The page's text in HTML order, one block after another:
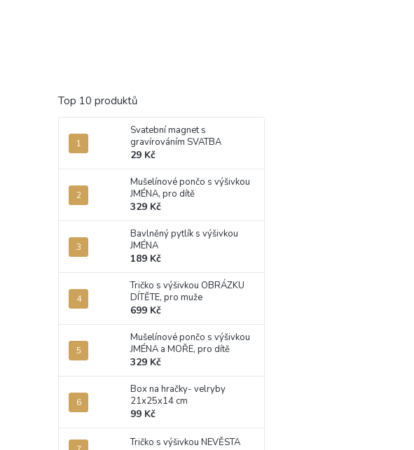
Top 10 produktů
Svatební magnet s
gravírováním SVATBA
29 Kč
Mušelínové pončo s výšivkou
JMÉNA, pro dítě
329 Kč
Bavlněný pytlík s výšivkou
JMÉNA
189 Kč
Tričko s výšivkou OBRÁZKU
DÍTĚTE, pro muže
699 Kč
Mušelínové pončo s výšivkou
JMÉNA a MOŘE, pro dítě
329 Kč
Box na hračky- velryby
21x25x14 cm
99 Kč
Tričko s výšivkou NEVĚSTA